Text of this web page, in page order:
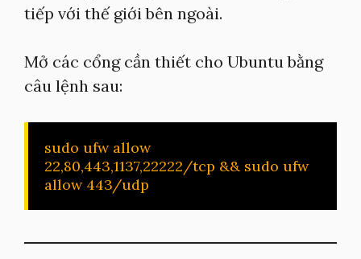
tiếp với thế giới bên ngoài.
Mở các cổng cần thiết cho Ubuntu bằng
câu lệnh sau:
sudo ufw allow
22,80,443,1137,22222/tcp && sudo ufw
allow 443/udp